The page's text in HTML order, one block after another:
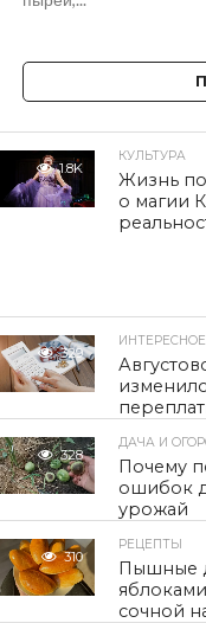
1.8K
КУЛЬТУРА
Жизнь
о магии
329
ИНТЕРЕСНОЕ
328
ДАЧА И
Почему
ошибок
урожай
310
РЕЦЕПТЫ
Пышные
сочной